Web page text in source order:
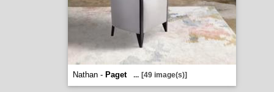
Nathan - Paget ... [49 image(s)]